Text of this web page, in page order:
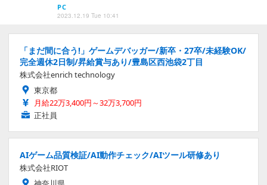
PC
2023.12.19 Tue 10:41
「まだ間に合う!」ゲームデバッガー/新卒・27卒/未経験OK/
完全週休2日制/昇給賞与あり/豊島区西池袋2丁目
株式会社enrich technology
東京都
月給22万3,400円～32万3,700円
正社員
AIゲーム品質検証/AI動作チェック/AIツール研修あり
株式会社RIOT